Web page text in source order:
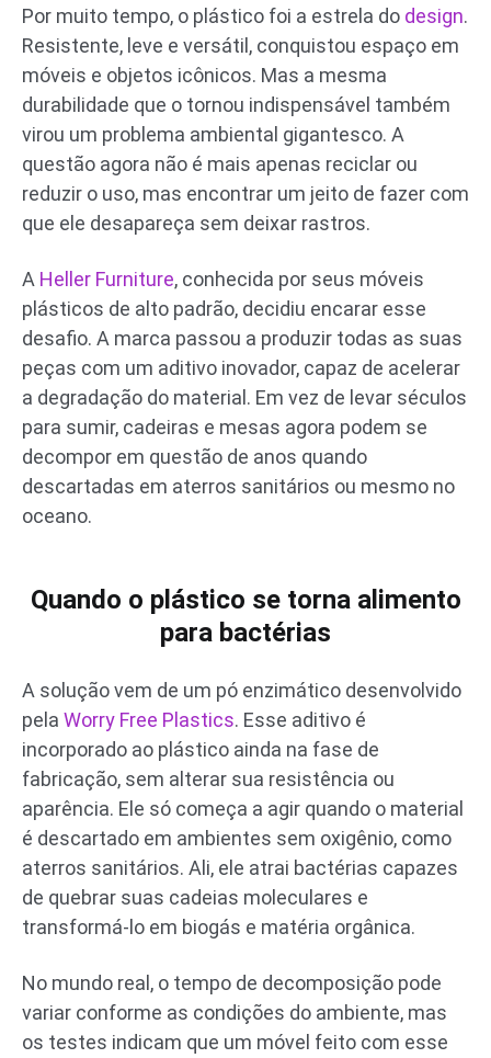
Por muito tempo, o plástico foi a estrela do design.
Resistente, leve e versátil, conquistou espaço em
móveis e objetos icônicos. Mas a mesma
durabilidade que o tornou indispensável também
virou um problema ambiental gigantesco. A
questão agora não é mais apenas reciclar ou
reduzir o uso, mas encontrar um jeito de fazer com
que ele desapareça sem deixar rastros.
A Heller Furniture, conhecida por seus móveis
plásticos de alto padrão, decidiu encarar esse
desafio. A marca passou a produzir todas as suas
peças com um aditivo inovador, capaz de acelerar
a degradação do material. Em vez de levar séculos
para sumir, cadeiras e mesas agora podem se
decompor em questão de anos quando
descartadas em aterros sanitários ou mesmo no
oceano.
Quando o plástico se torna alimento
para bactérias
A solução vem de um pó enzimático desenvolvido
pela Worry Free Plastics. Esse aditivo é
incorporado ao plástico ainda na fase de
fabricação, sem alterar sua resistência ou
aparência. Ele só começa a agir quando o material
é descartado em ambientes sem oxigênio, como
aterros sanitários. Ali, ele atrai bactérias capazes
de quebrar suas cadeias moleculares e
transformá-lo em biogás e matéria orgânica.
No mundo real, o tempo de decomposição pode
variar conforme as condições do ambiente, mas
os testes indicam que um móvel feito com esse